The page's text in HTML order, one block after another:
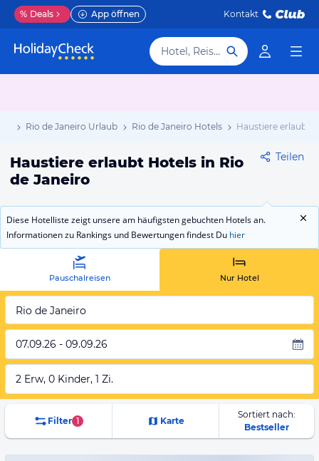
% Deals App öffnen Kontakt
Hotel, Reiseziel
Rio de Janeiro Urlaub Rio de Janeiro Hotels Haustiere erlaubt
Haustiere erlaubt Hotels in Rio
de Janeiro
Teilen
Diese Hotelliste zeigt unsere am häufigsten gebuchten Hotels an.
Informationen zu Rankings und Bewertungen findest Du hier
Pauschalreisen Nur Hotel
Rio de Janeiro
07.09.26 - 09.09.26
2 Erw, 0 Kinder, 1 Zi.
Filter 1 Karte
Sortiert nach:
Bestseller